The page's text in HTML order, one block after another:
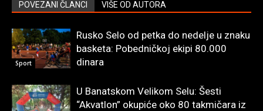
POVEZANI ČLANCI VIŠE OD AUTORA
Sport
Rusko Selo od petka do nedelje u znaku
basketa: Pobedničkoj ekipi 80.000
dinara
U Banatskom Velikom Selu: Šesti
“Akvatlon” okupiće oko 80 takmičara iz